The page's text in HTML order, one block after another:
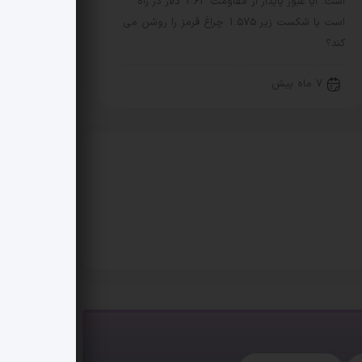
است یا شکست زیر 1.575 چراغ قرمز را روشن می
کند؟
7 ماه پیش